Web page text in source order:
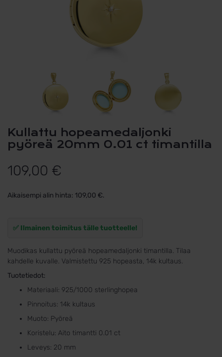
Kullattu hopeamedaljonki
pyöreä 20mm 0.01 ct timantilla
109,00 €
Aikaisempi alin hinta: 109,00 €.
✅ Ilmainen toimitus tälle tuotteelle!
Muodikas kullattu pyöreä hopeamedaljonki timantilla. Tilaa
kahdelle kuvalle. Valmistettu 925 hopeasta, 14k kultaus.
Tuotetiedot:
Materiaali: 925/1000 sterlinghopea
Pinnoitus: 14k kultaus
Muoto: Pyöreä
Koristelu: Aito timantti 0.01 ct
Leveys: 20 mm